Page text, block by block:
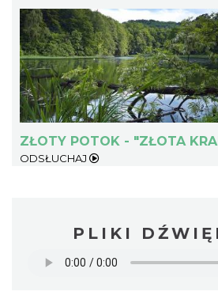
ZŁOTY POTOK - "ZŁOTA
ODSŁUCHAJ
PLIKI